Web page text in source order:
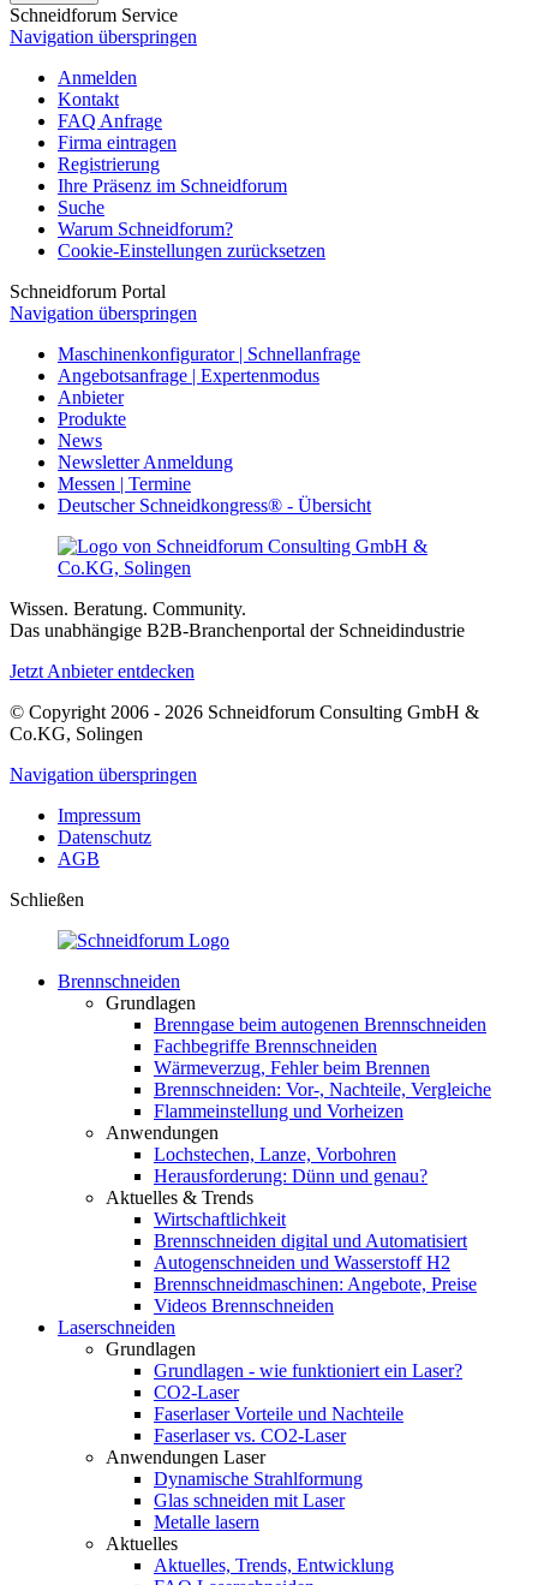
Schneidforum Service
Navigation überspringen
Anmelden
Kontakt
FAQ Anfrage
Firma eintragen
Registrierung
Ihre Präsenz im Schneidforum
Suche
Warum Schneidforum?
Cookie-Einstellungen zurücksetzen
Schneidforum Portal
Navigation überspringen
Maschinenkonfigurator | Schnellanfrage
Angebotsanfrage | Expertenmodus
Anbieter
Produkte
News
Newsletter Anmeldung
Messen | Termine
Deutscher Schneidkongress® - Übersicht
Wissen. Beratung. Community.
Das unabhängige B2B-Branchenportal der Schneidindustrie
Jetzt Anbieter entdecken
© Copyright 2006 - 2026 Schneidforum Consulting GmbH &
Co.KG, Solingen
Navigation überspringen
Impressum
Datenschutz
AGB
Schließen
Brennschneiden
Grundlagen
Brenngase beim autogenen Brennschneiden
Fachbegriffe Brennschneiden
Wärmeverzug, Fehler beim Brennen
Brennschneiden: Vor-, Nachteile, Vergleiche
Flammeinstellung und Vorheizen
Anwendungen
Lochstechen, Lanze, Vorbohren
Herausforderung: Dünn und genau?
Aktuelles & Trends
Wirtschaftlichkeit
Brennschneiden digital und Automatisiert
Autogenschneiden und Wasserstoff H2
Brennschneidmaschinen: Angebote, Preise
Videos Brennschneiden
Laserschneiden
Grundlagen
Grundlagen - wie funktioniert ein Laser?
CO2-Laser
Faserlaser Vorteile und Nachteile
Faserlaser vs. CO2-Laser
Anwendungen Laser
Dynamische Strahlformung
Glas schneiden mit Laser
Metalle lasern
Aktuelles
Aktuelles, Trends, Entwicklung